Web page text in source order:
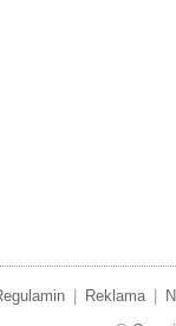
Reklama